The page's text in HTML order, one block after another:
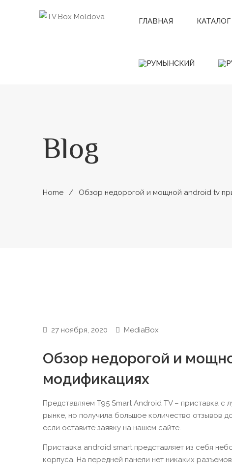
ГЛАВНАЯ КАТАЛОГ
Blog
Home Обзор недорогой и мощной android tv
27 ноября, 2020 MediaBox
Обзор недорогой и
модификациях
Представляем T95 Smart Android TV – приставка с
рынке, но получила большое количество отзывов
если оставите заявку на нашем сайте.
Приставка android smart представляет из себя
корпуса. На передней панели нет никаких